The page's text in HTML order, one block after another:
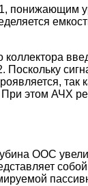
понижающим
этом АЧХ
ООС